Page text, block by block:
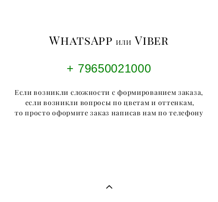
WhatsApp или Viber
+ 79650021000
Если возникли сложности с формированием заказа,
если возникли вопросы по цветам и оттенкам,
то просто оформите заказ написав нам по телефону